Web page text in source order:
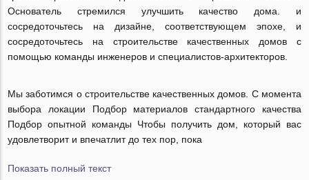
Основатель стремился улучшить качество дома. и
сосредоточьтесь на дизайне, соответствующем эпохе, и
сосредоточьтесь на строительстве качественных домов с
помощью команды инженеров и специалистов-архитекторов.
Мы заботимся о строительстве качественных домов. С момента
выбора локации Подбор материалов стандартного качества
Подбор опытной команды Чтобы получить дом, который вас
удовлетворит и впечатлит до тех пор, пока
Показать полный текст